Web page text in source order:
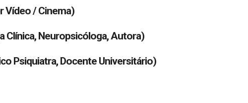
Vídeo / Cinema)
Clínica, Neuropsicóloga, Autora)
Psiquiatra, Docente Universitário)